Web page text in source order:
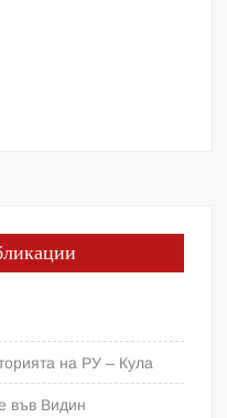
на РУ – Кула
във Видин